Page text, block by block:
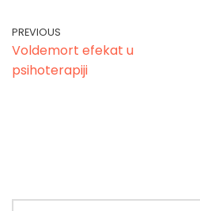
PREVIOUS
Voldemort efekat u
psihoterapiji